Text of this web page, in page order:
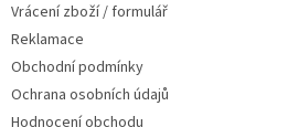
Vrácení zboží / formulář
Reklamace
Obchodní podmínky
Ochrana osobních údajů